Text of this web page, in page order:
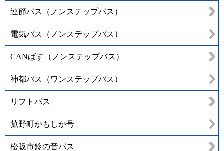
連節バス（ノンステップバス）
電気バス（ノンステップバス）
CANばす（ノンステップバス）
神都バス（ワンステップバス）
リフトバス
菰野町かもしか号
松阪市鈴の音バス